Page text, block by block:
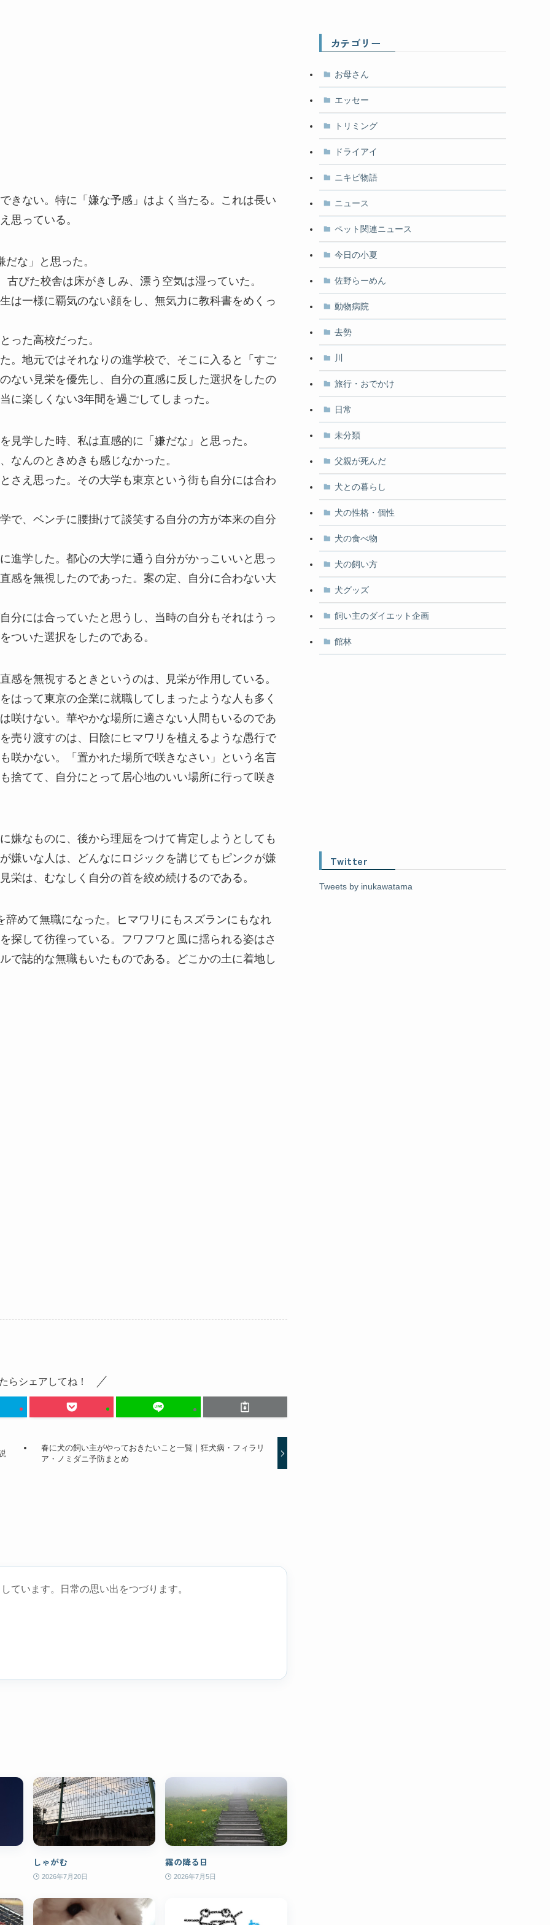
きない。特に「嫌な予感」はよく当たる。これは長い
思っている。
な」と思った。
びた校舎は床がきしみ、漂う空気は湿っていた。
は一様に覇気のない顔をし、無気力に教科書をめくっ
った高校だった。
。地元ではそれなりの進学校で、そこに入ると「すご
ない見栄を優先し、自分の直感に反した選択をしたの
に楽しくない3年間を過ごしてしまった。
見学した時、私は直感的に「嫌だな」と思った。
なんのときめきも感じなかった。
さえ思った。その大学も東京という街も自分には合わ
で、ベンチに腰掛けて談笑する自分の方が本来の自分
進学した。都心の大学に通う自分がかっこいいと思っ
感を無視したのであった。案の定、自分に合わない大
分には合っていたと思うし、当時の自分もそれはうっ
ついた選択をしたのである。
感を無視するときというのは、見栄が作用している。
はって東京の企業に就職してしまったような人も多く
咲けない。華やかな場所に適さない人間もいるのであ
売り渡すのは、日陰にヒマワリを植えるような愚行で
咲かない。「置かれた場所で咲きなさい」という名言
捨てて、自分にとって居心地のいい場所に行って咲き
嫌なものに、後から理屈をつけて肯定しようとしても
嫌いな人は、どんなにロジックを講じてもピンクが嫌
栄は、むなしく自分の首を絞め続けるのである。
めて無職になった。ヒマワリにもスズランにもなれ
探して彷徨っている。フワフワと風に揺られる姿はさ
で誌的な無職もいたものである。どこかの土に着地し
らシェアしてね！
春に犬の飼い主がやっておきたいこと一覧｜狂犬病・フィラリ
ア・ノミダニ予防まとめ
ています。日常の思い出をつづります。
しゃがむ
2026年7月20日
霧の降る日
2026年7月5日
カテゴリー
お母さん
エッセー
トリミング
ドライアイ
ニキビ物語
ニュース
ペット関連ニュース
今日の小夏
佐野らーめん
動物病院
去勢
川
旅行・おでかけ
日常
未分類
父親が死んだ
犬との暮らし
犬の性格・個性
犬の食べ物
犬の飼い方
犬グッズ
飼い主のダイエット企画
館林
Twitter
Tweets by inukawatama